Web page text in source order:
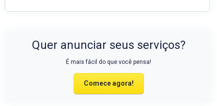
Quer anunciar seus serviços?
É mais fácil do que você pensa!
Comece agora!